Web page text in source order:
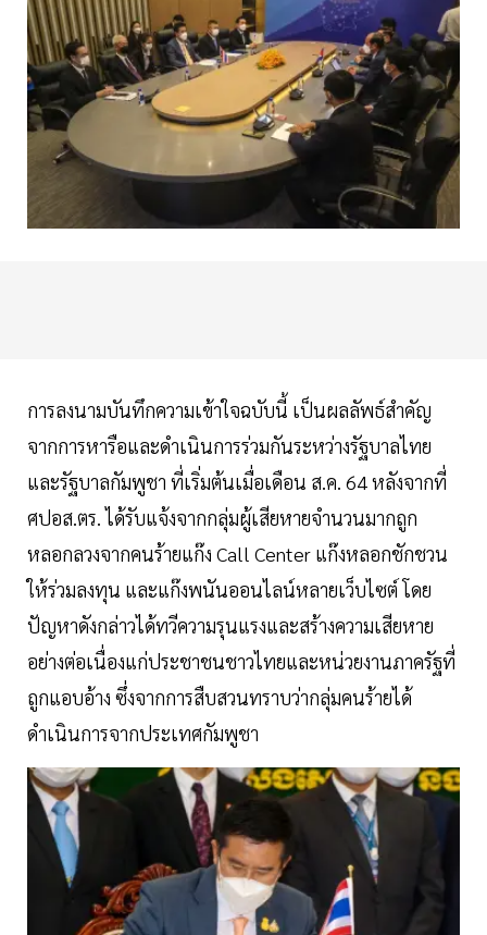
การลงนามบันทึกความเข้าใจฉบับนี้ เป็นผลลัพธ์สำคัญ
จากการหารือและดำเนินการร่วมกันระหว่างรัฐบาลไทย
และรัฐบาลกัมพูชา ที่เริ่มต้นเมื่อเดือน ส.ค. 64 หลังจากที่
ศปอส.ตร. ได้รับแจ้งจากกลุ่มผู้เสียหายจำนวนมากถูก
หลอกลวงจากคนร้ายแก๊ง Call Center แก๊งหลอกชักชวน
ให้ร่วมลงทุน และแก๊งพนันออนไลน์หลายเว็บไซต์ โดย
ปัญหาดังกล่าวได้ทวีความรุนแรงและสร้างความเสียหาย
อย่างต่อเนื่องแก่ประชาชนชาวไทยและหน่วยงานภาครัฐที่
ถูกแอบอ้าง ซึ่งจากการสืบสวนทราบว่ากลุ่มคนร้ายได้
ดำเนินการจากประเทศกัมพูชา